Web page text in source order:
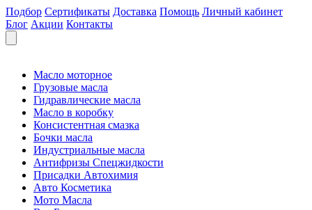
Подбор Сертификаты Доставка Помощь Личный кабинет
Блог Акции Контакты
Масло моторное
Грузовые масла
Гидравлические масла
Масло в коробку
Консистентная смазка
Бочки масла
Индустриальные масла
Антифризы Спецжидкости
Присадки Автохимия
Авто Косметика
Мото Масла